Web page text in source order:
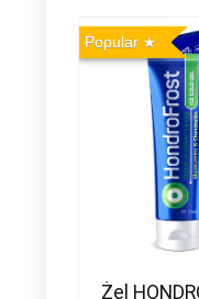
Popular
Żel